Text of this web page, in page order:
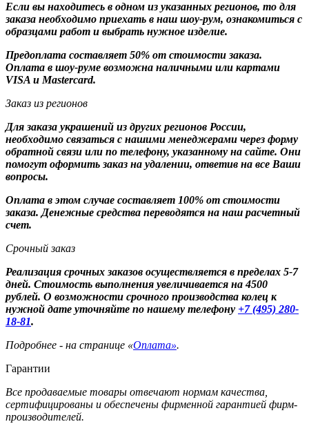
Если вы находитесь в одном из указанных регионов, то для
заказа необходимо приехать в наш шоу-рум, ознакомиться с
образцами работ и выбрать нужное изделие.
Предоплата составляет 50% от стоимости заказа.
Оплата в шоу-руме возможна наличными или картами
VISA и Mastercard.
Заказ из регионов
Для заказа украшений из других регионов России,
необходимо связаться с нашими менеджерами через форму
обратной связи или по телефону, указанному на сайте. Они
помогут оформить заказ на удалении, ответив на все Ваши
вопросы.
Оплата в этом случае составляет 100% от стоимости
заказа. Денежные средства переводятся на наш расчетный
счет.
Срочный заказ
Реализация срочных заказов осуществляется в пределах 5-7
дней. Стоимость выполнения увеличивается на 4500
рублей. О возможности срочного производства колец к
нужной дате уточняйте по нашему телефону +7 (495) 280-
18-81.
Подробнее - на странице «Оплата».
Гарантии
Все продаваемые товары отвечают нормам качества,
сертифицированы и обеспечены фирменной гарантией фирм-
производителей.